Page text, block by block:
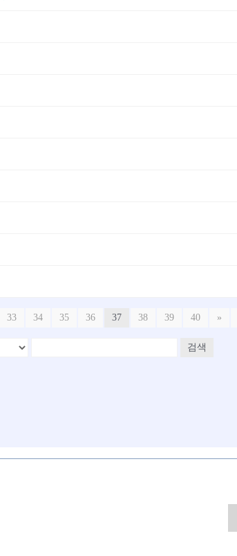
33 34 35 36 37 38 39 40 »
검색